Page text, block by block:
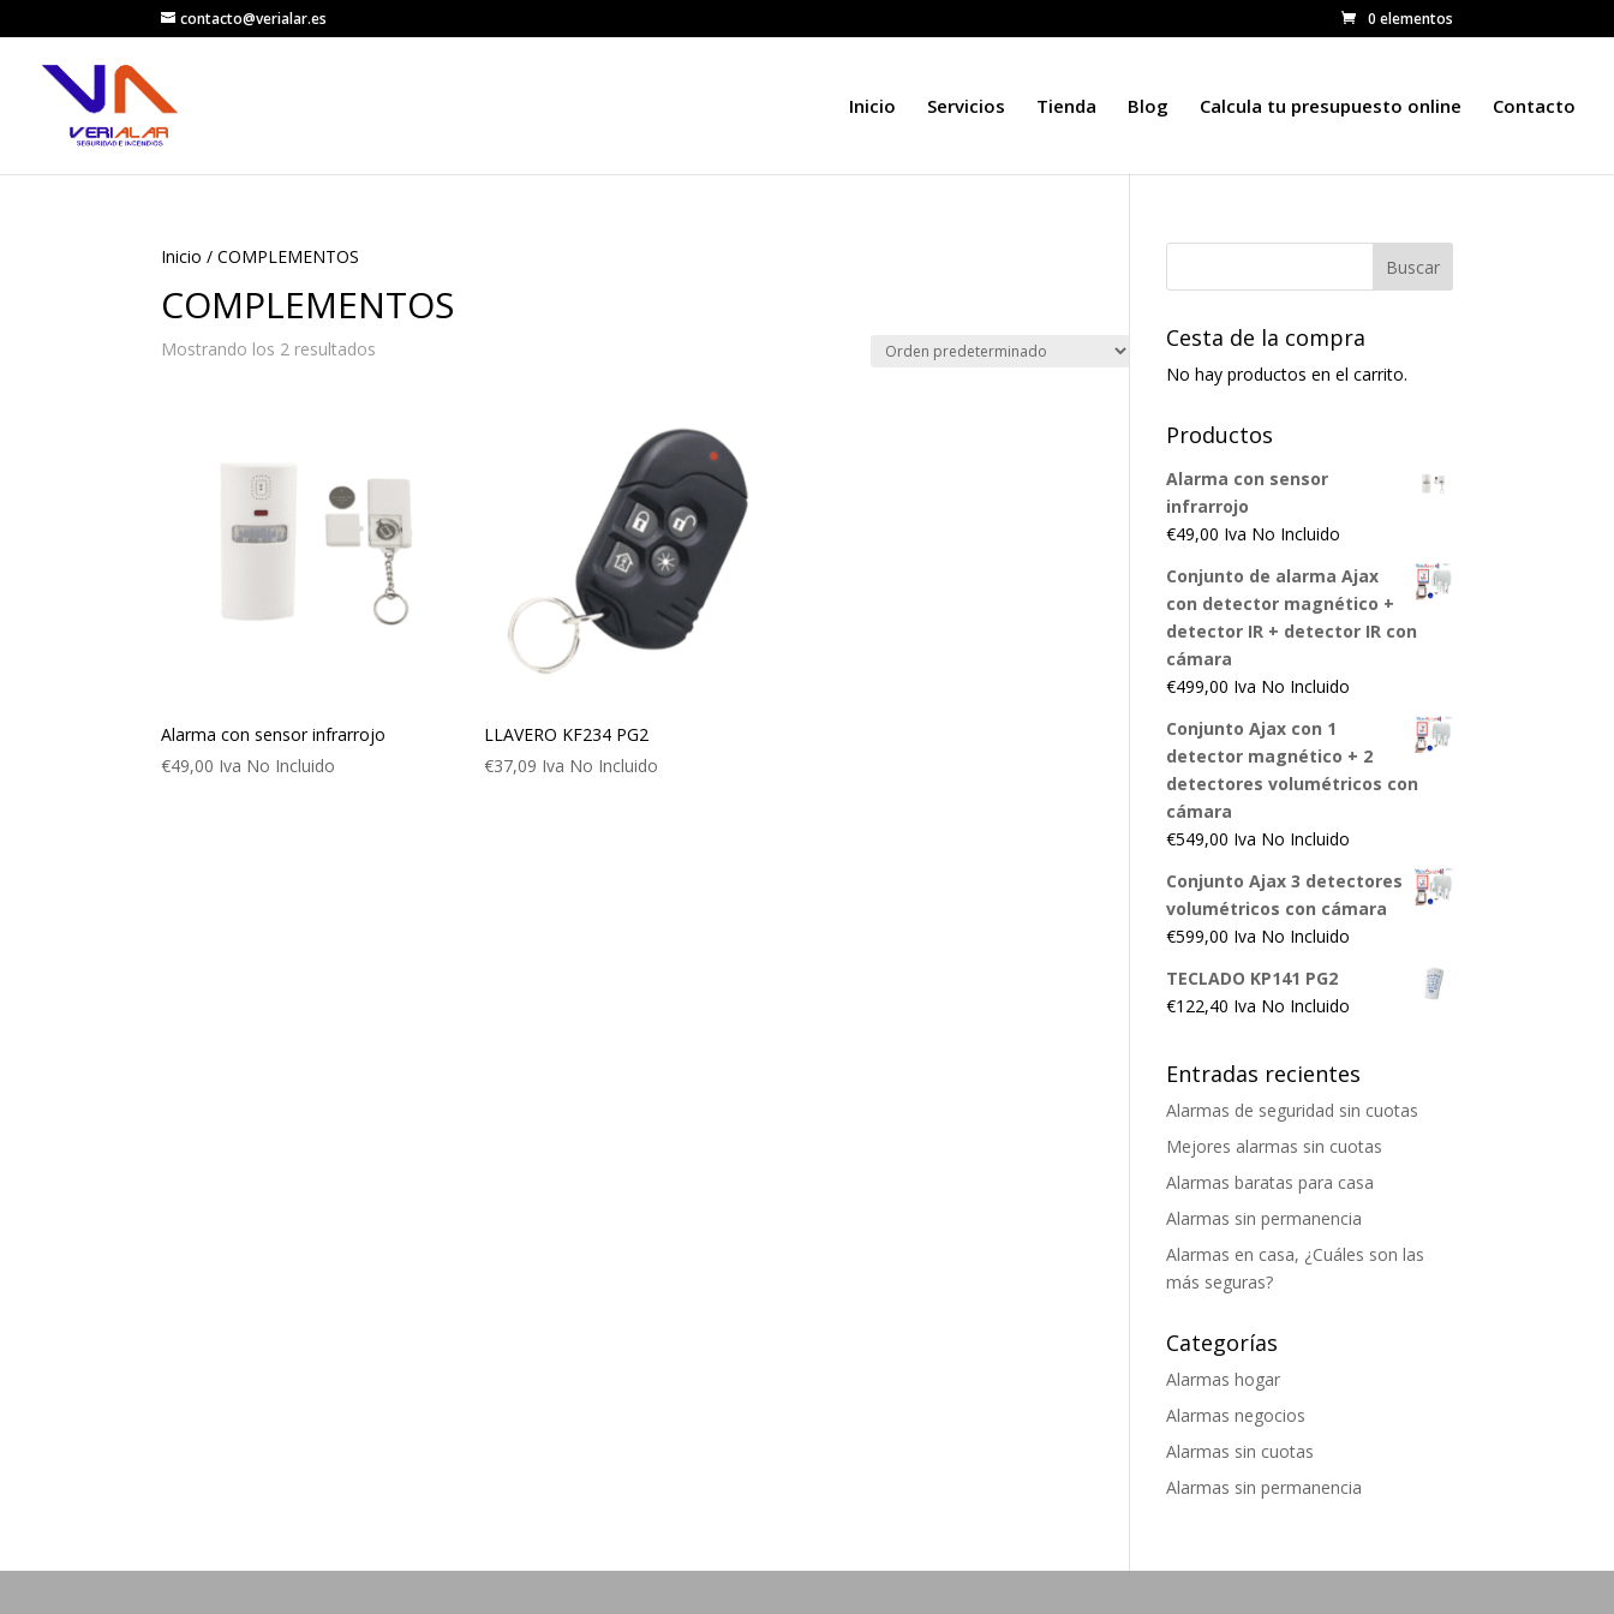
contacto@verialar.es 0 elementos
Inicio Servicios Tienda Blog Calcula tu presupuesto online Contacto
Inicio / COMPLEMENTOS
COMPLEMENTOS
Mostrando los 2 resultados
Alarma con sensor infrarrojo
€49,00 Iva No Incluido
LLAVERO KF234 PG2
€37,09 Iva No Incluido
Cesta de la compra
No hay productos en el carrito.
Productos
Alarma con sensor
infrarrojo
€49,00 Iva No Incluido
Conjunto de alarma Ajax
con detector magnético +
detector IR + detector IR con
cámara
€499,00 Iva No Incluido
Conjunto Ajax con 1
detector magnético + 2
detectores volumétricos con
cámara
€549,00 Iva No Incluido
Conjunto Ajax 3 detectores
volumétricos con cámara
€599,00 Iva No Incluido
TECLADO KP141 PG2
€122,40 Iva No Incluido
Entradas recientes
Alarmas de seguridad sin cuotas
Mejores alarmas sin cuotas
Alarmas baratas para casa
Alarmas sin permanencia
Alarmas en casa, ¿Cuáles son las
más seguras?
Categorías
Alarmas hogar
Alarmas negocios
Alarmas sin cuotas
Alarmas sin permanencia